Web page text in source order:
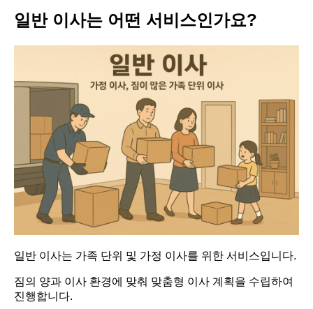
일반 이사는 어떤 서비스인가요?
일반 이사는 가족 단위 및 가정 이사를 위한 서비스입니다.
짐의 양과 이사 환경에 맞춰 맞춤형 이사 계획을 수립하여
진행합니다.